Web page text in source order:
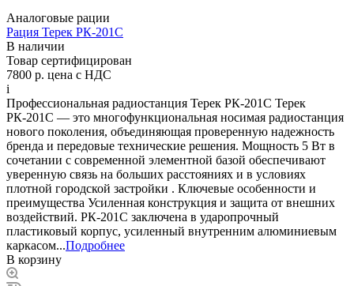
Аналоговые рации
Рация Терек РК-201C
В наличии
Товар сертифицирован
7800 р. цена с НДС
i
Профессиональная радиостанция Терек РК-201С Терек
РК-201С — это многофункциональная носимая радиостанция
нового поколения, объединяющая проверенную надежность
бренда и передовые технические решения. Мощность 5 Вт в
сочетании с современной элементной базой обеспечивают
уверенную связь на больших расстояниях и в условиях
плотной городской застройки . Ключевые особенности и
преимущества Усиленная конструкция и защита от внешних
воздействий. РК-201С заключена в ударопрочный
пластиковый корпус, усиленный внутренним алюминиевым
каркасом...Подробнее
В корзину